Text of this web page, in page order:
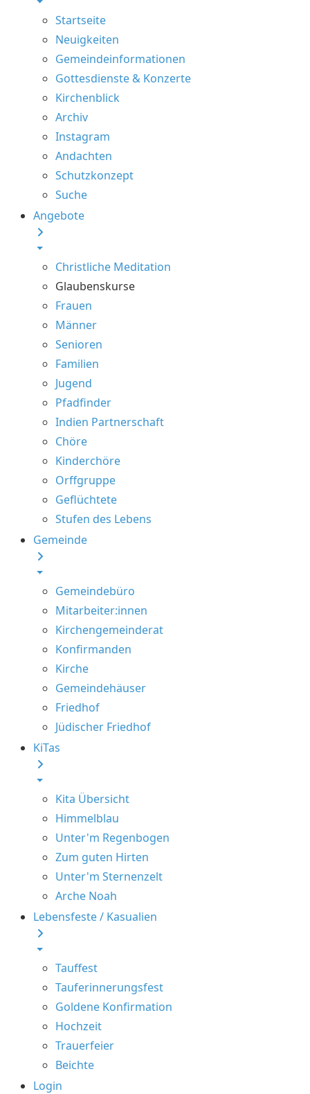
Startseite
Neuigkeiten
Gemeindeinformationen
Gottesdienste & Konzerte
Kirchenblick
Archiv
Instagram
Andachten
Schutzkonzept
Suche
Angebote
Christliche Meditation
Glaubenskurse
Frauen
Männer
Senioren
Familien
Jugend
Pfadfinder
Indien Partnerschaft
Chöre
Kinderchöre
Orffgruppe
Geflüchtete
Stufen des Lebens
Gemeinde
Gemeindebüro
Mitarbeiter:innen
Kirchengemeinderat
Konfirmanden
Kirche
Gemeindehäuser
Friedhof
Jüdischer Friedhof
KiTas
Kita Übersicht
Himmelblau
Unter'm Regenbogen
Zum guten Hirten
Unter'm Sternenzelt
Arche Noah
Lebensfeste / Kasualien
Tauffest
Tauferinnerungsfest
Goldene Konfirmation
Hochzeit
Trauerfeier
Beichte
Login